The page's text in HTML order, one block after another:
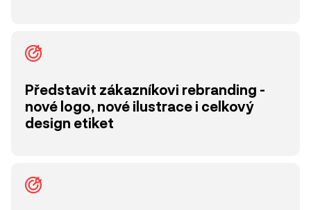
Představit zákazníkovi rebranding -
nové logo, nové ilustrace i celkový
design etiket